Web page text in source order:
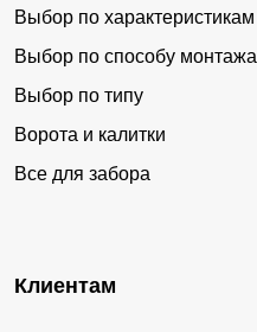
Выбор по характеристикам
Выбор по способу монтажа
Выбор по типу
Ворота и калитки
Все для забора
Клиентам